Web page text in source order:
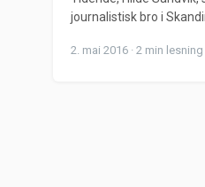
journalistisk bro i
2. mai 2016 · 2 min lesning